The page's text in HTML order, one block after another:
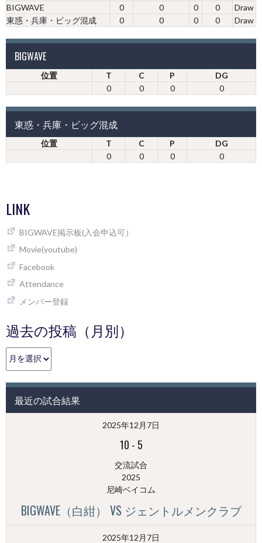
BIGWAVE
0 0 0 0
Draw
東惑・兵庫・ビッグ混成
0 0 0 0 Draw
BIGWAVE
位置 T C P
DG
0
0 0 0
東惑・兵庫・ビッグ混成
位置 T C P
DG
0
0 0 0
LINK
BIGWAVE掲示板(入会申込可）
Movie(youtube)
Facebook
Attendance
メンバー登録
過去の投稿（月別）
過
去
投
（月
最近の試合結果
2025年12月7日
10 - 5
交流試合
2025
尼崎ベイコム
BIGWAVE（白紺） VS ジェントルメンクラブ
2025年12月7日